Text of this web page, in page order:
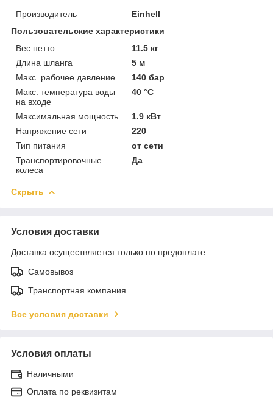
Производитель
Einhell
Пользовательские характеристики
Вес нетто
11.5 кг
Длина шланга
5 м
Макс. рабочее давление
140 бар
Макс. температура воды
на входе
40 °C
Максимальная мощность
1.9 кВт
Напряжение сети
220
Тип питания
от сети
Транспортировочные
колеса
Да
Скрыть
Условия доставки
Доставка осуществляется только по предоплате.
Самовывоз
Транспортная компания
Все условия доставки
Условия оплаты
Наличными
Оплата по реквизитам